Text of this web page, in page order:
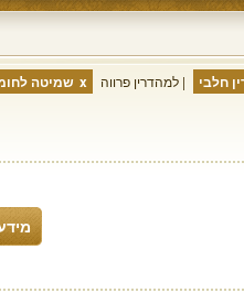
חלבי למהדרין פרווה שמיטה